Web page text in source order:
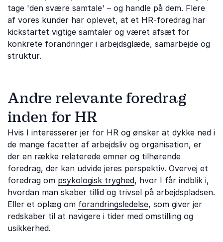
tage 'den svære samtale' – og handle på dem. Flere
af vores kunder har oplevet, at et HR-foredrag har
kickstartet vigtige samtaler og været afsæt for
konkrete forandringer i arbejdsglæde, samarbejde og
struktur.
Andre relevante foredrag
inden for HR
Hvis I interesserer jer for HR og ønsker at dykke ned i
de mange facetter af arbejdsliv og organisation, er
der en række relaterede emner og tilhørende
foredrag, der kan udvide jeres perspektiv. Overvej et
foredrag om psykologisk tryghed, hvor I får indblik i,
hvordan man skaber tillid og trivsel på arbejdspladsen.
Eller et oplæg om forandringsledelse, som giver jer
redskaber til at navigere i tider med omstilling og
usikkerhed.